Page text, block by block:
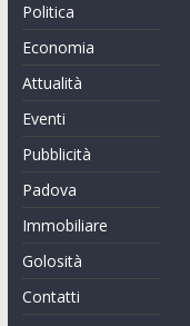
Politica
Economia
Attualità
Eventi
Pubblicità
Padova
Immobiliare
Golosità
Contatti